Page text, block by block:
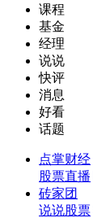
课程
基金
经理
说说
快评
消息
好看
话题
点掌财经
股票直播
砖家团
说说股票